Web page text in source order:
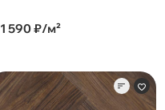
1 590 ₽/м²